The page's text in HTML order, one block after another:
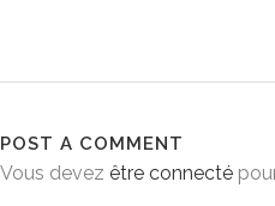
POST A COMMENT
Vous devez être connecté